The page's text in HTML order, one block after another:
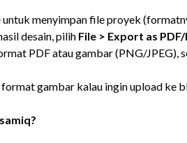
untuk menyimpan file proyek
desain, pilih File > Export as
PDF atau gambar (PNG/JPEG),
format gambar kalau ingin upload ke